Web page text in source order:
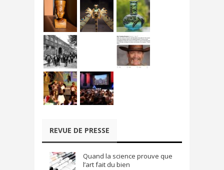
REVUE DE PRESSE
Quand la science prouve que
l’art fait du bien